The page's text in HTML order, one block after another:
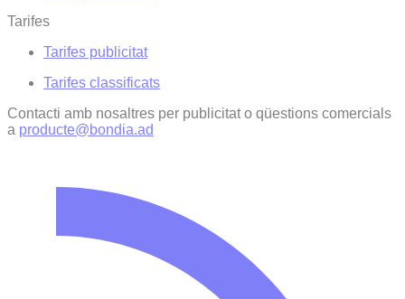
Tarifes
Tarifes publicitat
Tarifes classificats
Contacti amb nosaltres per publicitat o qüestions comercials
a producte@bondia.ad